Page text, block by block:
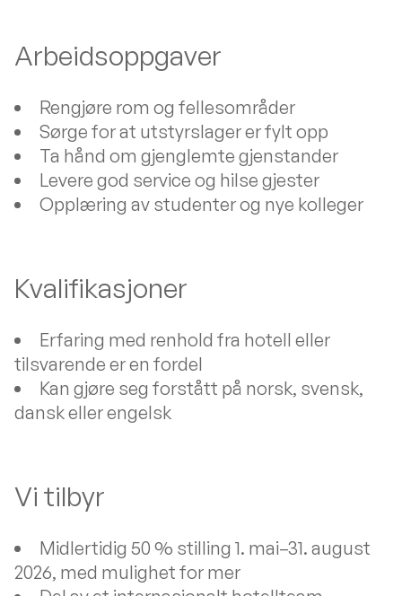
Arbeidsoppgaver
Rengjøre rom og fellesområder
Sørge for at utstyrslager er fylt opp
Ta hånd om gjenglemte gjenstander
Levere god service og hilse gjester
Opplæring av studenter og nye kolleger
Kvalifikasjoner
Erfaring med renhold fra hotell eller
tilsvarende er en fordel
Kan gjøre seg forstått på norsk, svensk,
dansk eller engelsk
Vi tilbyr
Midlertidig 50 % stilling 1. mai–31. august
2026, med mulighet for mer